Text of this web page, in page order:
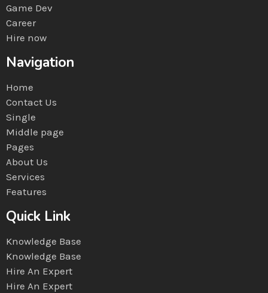
Game Dev
Career
Hire now
Navigation
Home
Contact Us
Single
Middle page
Pages
About Us
Services
Features
Quick Link
Knowledge Base
Knowledge Base
Hire An Expert
Hire An Expert